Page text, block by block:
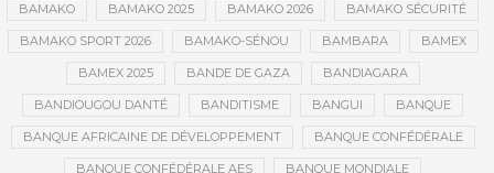
BAMAKO BAMAKO 2025 BAMAKO 2026 BAMAKO SÉCURITÉ
BAMAKO SPORT 2026 BAMAKO-SÉNOU BAMBARA BAMEX
BAMEX 2025 BANDE DE GAZA BANDIAGARA
BANDIOUGOU DANTÉ BANDITISME BANGUI BANQUE
BANQUE AFRICAINE DE DÉVELOPPEMENT BANQUE CONFÉDÉRALE
BANQUE CONFÉDÉRALE AES BANQUE MONDIALE